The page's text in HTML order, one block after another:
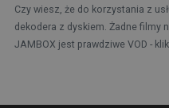
Czy wiesz, że do korzystania z
dekodera z dyskiem. Żadne filmy
JAMBOX jest prawdziwe VOD -